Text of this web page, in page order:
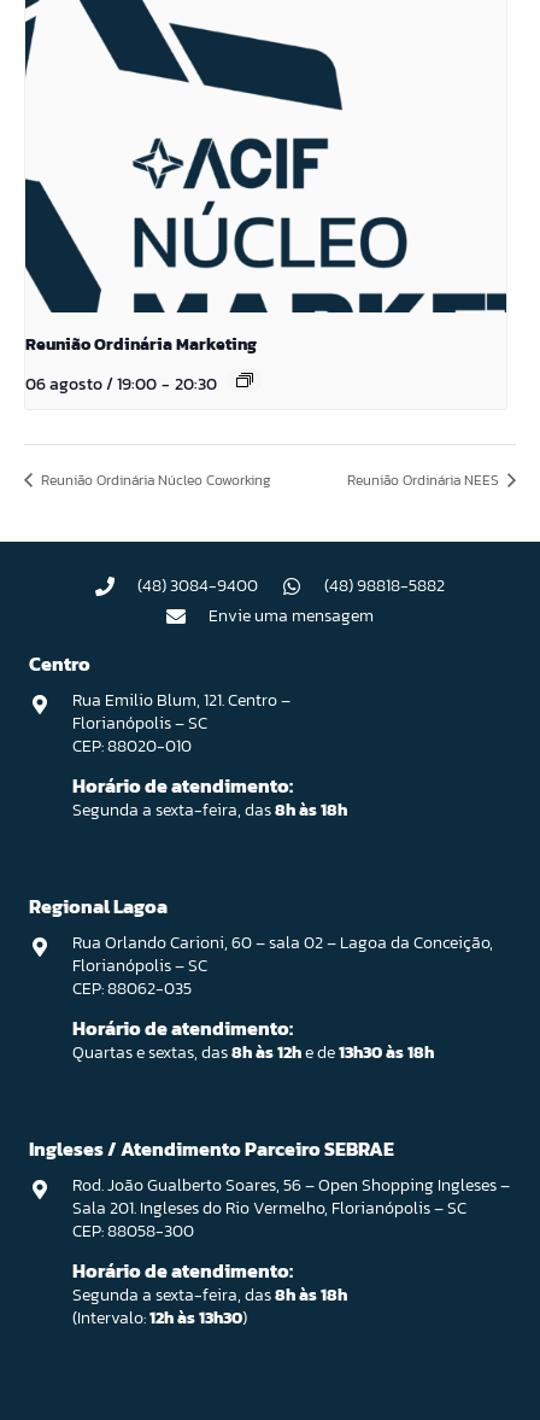
Reunião Ordinária Marketing
06 agosto / 19:00- 20:30
Reunião Ordinária Núcleo Coworking Reunião Ordinária NEES
(48) 3084-9400
(48) 98818-5882
Envie uma mensagem
Centro
Rua Emilio Blum, 121. Centro –
Florianópolis – SC
CEP: 88020-010
Horário de atendimento:
Segunda a sexta-feira, das8h às 18h
Regional Lagoa
Rua Orlando Carioni, 60 – sala 02 – Lagoa da Conceição,
Florianópolis – SC
CEP: 88062-035
Horário de atendimento:
Quartas e sextas, das8h às 12he de13h30 às 18h
Ingleses / Atendimento Parceiro SEBRAE
Rod. João Gualberto Soares, 56 – Open Shopping Ingleses –
Sala 201. Ingleses do Rio Vermelho, Florianópolis – SC
CEP: 88058-300
Horário de atendimento:
Segunda a sexta-feira, das8h às 18h
(Intervalo:12h às 13h30)